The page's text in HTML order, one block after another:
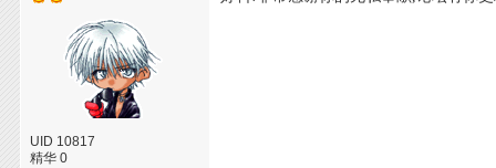
UID 10817
精华 0